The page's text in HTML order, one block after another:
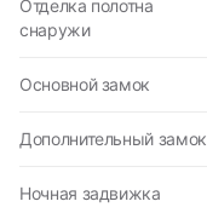
Отделка полотна
снаружи
Основной замок
Дополнительный замок
Ночная задвижка